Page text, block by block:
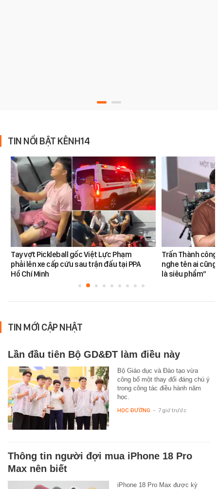
TIN NỔI BẬT KÊNH14
Tay vợt Pickleball gốc Việt Lực Phạm
phải lên xe cấp cứu sau trận đấu tại PPA
Hồ Chí Minh
Trấn Thành
nghe tên ai
là siêu phẩm”
TIN MỚI CẬP NHẬT
Lần đầu tiên Bộ GD&ĐT làm điều này
Bộ Giáo dục và Đào tạo vừa
công bố một thay đổi đáng chú ý
trong công tác điều hành năm
học.
HỌC ĐƯỜNG - 7 giờ trước
Thông tin người đợi mua iPhone 18 Pro
Max nên biết
iPhone 18 Pro Max được kỳ